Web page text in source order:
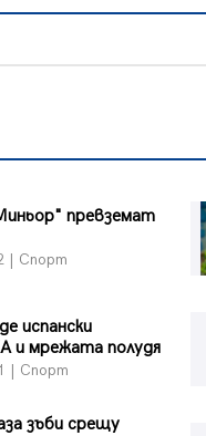
превземат
| Спорт
испански
и мрежата полудя
| Спорт
зъби срещу